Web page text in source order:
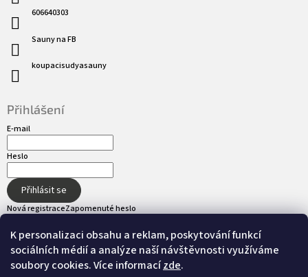
K personalizaci obsahu a reklam, poskytování funkcí
sociálních médií a analýze naší návštěvnosti využíváme
soubory cookies. Více informacízde.
606640303
Sauny na FB
koupacisudyasauny
Přihlášení
E-mail
Heslo
Přihlásit se
Nová registraceZapomenuté heslo
Přijímáme online platby